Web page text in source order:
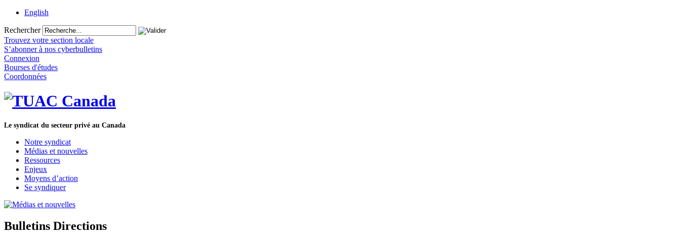
English
Rechercher
Trouvez votre section locale
S’abonner à nos cyberbulletins
Connexion
Bourses d'études
Coordonnées
Le syndicat du secteur privé au Canada
Notre syndicat
Médias et nouvelles
Ressources
Enjeux
Moyens d’action
Se syndiquer
Bulletins Directions